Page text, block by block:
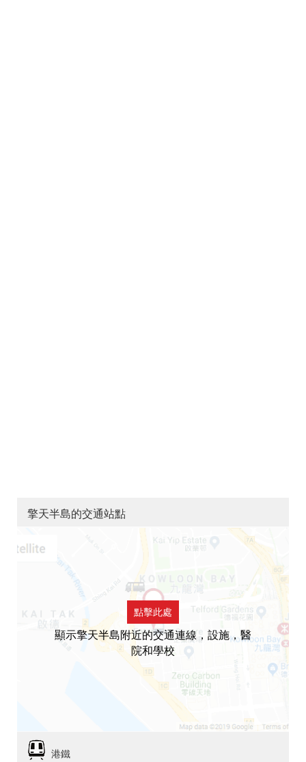
擎天半島的交通站點
點擊此處
顯示擎天半島附近的交通連線，設施，醫
院和學校
港鐵